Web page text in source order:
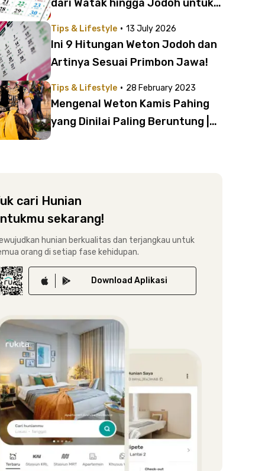
dari Watak hingga Jodoh untuk
Tips & Lifestyle · 13 July 2026
Ini 9 Hitungan Weton Jodoh dan
Artinya Sesuai Primbon Jawa!
Tips & Lifestyle · 28 February 2023
Mengenal Weton Kamis Pahing
yang Dinilai Paling Beruntung |
cari Hunian
sekarang!
hunian berkualitas dan terjangkau untuk
orang di setiap fase kehidupan.
Download Aplikasi